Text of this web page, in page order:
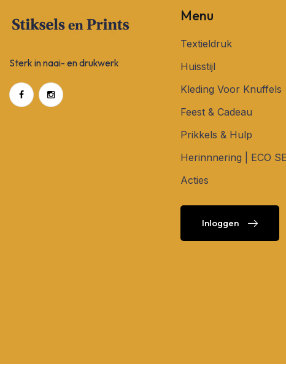
Sterk in naai- en drukwerk
Menu
Textieldruk
Huisstijl
Kleding Voor Knuffels
Feest & Cadeau
Prikkels & Hulp
Herinnnering | ECO
Acties
Inloggen